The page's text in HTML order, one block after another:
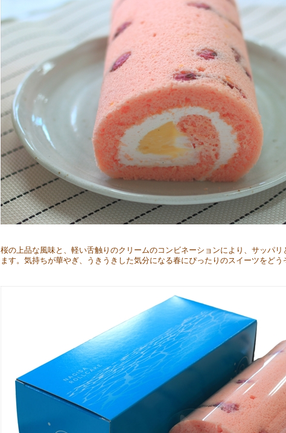
桜の上品な風味と、軽い舌触りのクリームのコンビネーションにより、サッパ
ます。気持ちが華やぎ、うきうきした気分になる春にぴったりのスイーツをどう